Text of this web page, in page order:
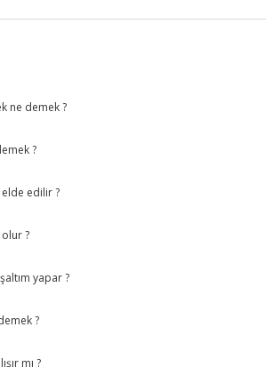
ne demek ?
?
elde edilir ?
?
yapar ?
?
mı ?